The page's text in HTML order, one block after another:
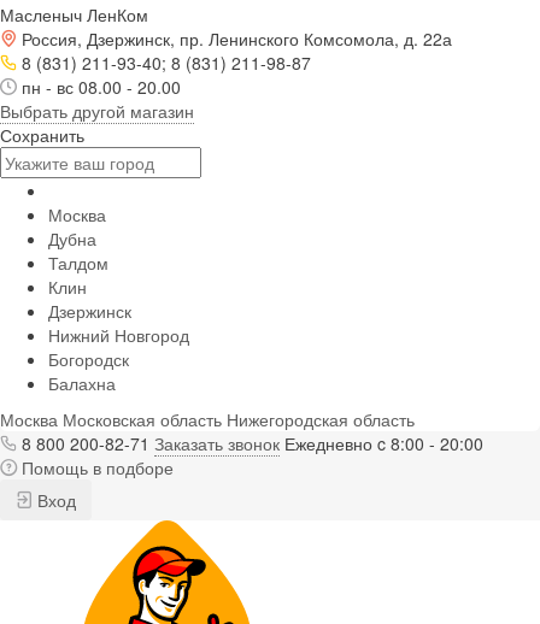
Масленыч ЛенКом
Россия, Дзержинск, пр. Ленинского Комсомола, д. 22а
8 (831) 211-93-40; 8 (831) 211-98-87
пн - вс 08.00 - 20.00
Выбрать другой магазин
Сохранить
Москва
Дубна
Талдом
Клин
Дзержинск
Нижний Новгород
Богородск
Балахна
Москва Московская область Нижегородская область
8 800 200-82-71 Заказать звонок Ежедневно c 8:00 - 20:00
Помощь в подборе
Вход